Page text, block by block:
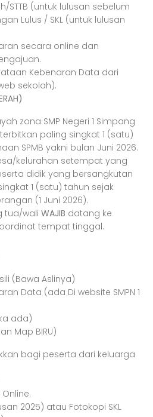
STTB (untuk lulusan sebelum
Lulus / SKL (untuk lulusan
secara online dan
Kebenaran Data dari
sekolah).
zona SMP Negeri 1 Simpang
paling singkat 1 (satu)
SPMB yakni bulan Juni 2026.
kelurahan setempat yang
didik yang bersangkutan
1 (satu) tahun sejak
(1 Juni 2026).
tua/wali WAJIB datang ke
tempat tinggal.
(Bawa Aslinya)
Data (ada Di website SMPN 1
ada)
Map BIRU)
bagi peserta dari keluarga
2025) atau Fotokopi SKL